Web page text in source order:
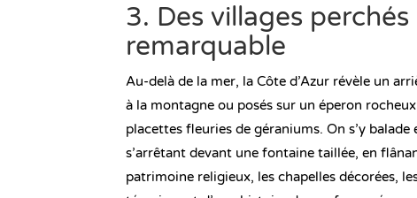
3. Des villages
remarquable
Au-delà de la mer, la Côte d’Azur révèle un
à la montagne ou posés sur un éperon
placettes fleuries de géraniums. On s’y
s’arrêtant devant une fontaine taillée, en
patrimoine religieux, les chapelles décorées,